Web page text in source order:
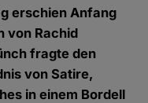
erschien Anfang
von Rachid
fragte den
von Satire,
in einem Bordell